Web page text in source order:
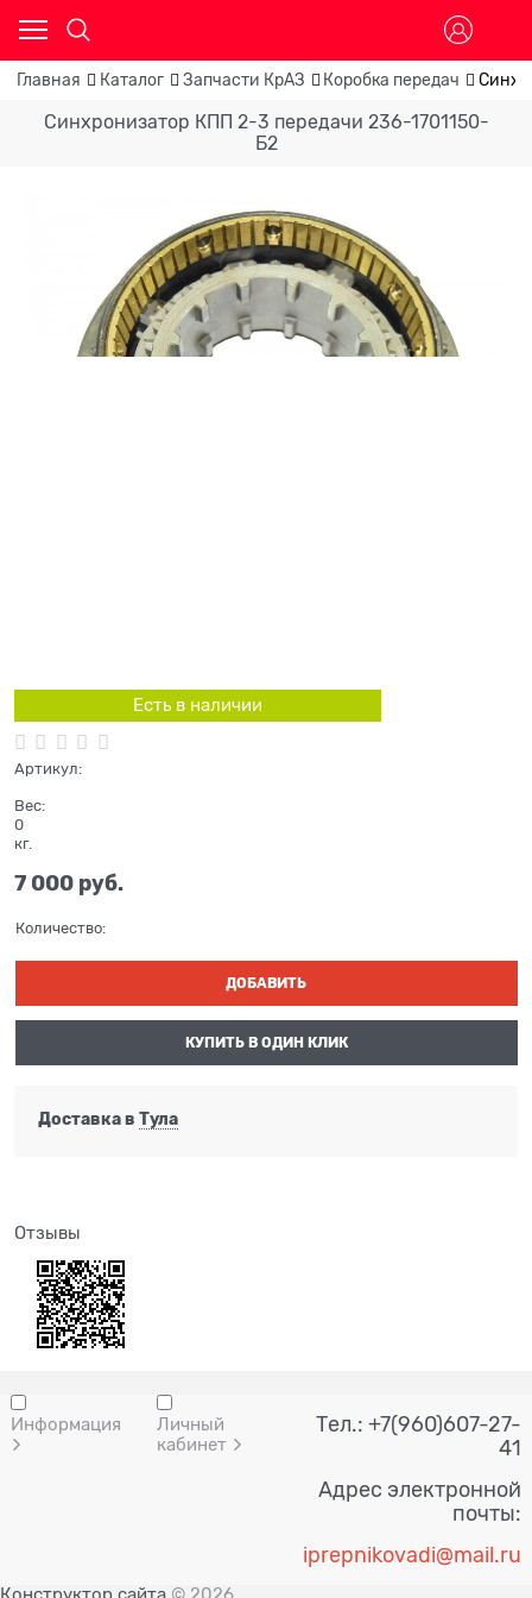
Главная Каталог Запчасти КрАЗ Коробка передач
Синхронизатор КПП 2-3 передачи 236-1701150-
Б2
Есть в наличии
Артикул:
Вес:
0
кг.
7 000 руб.
Количество:
ДОБАВИТЬ
КУПИТЬ В ОДИН КЛИК
Доставка в Тула
Отзывы
Информация
Личный
кабинет
Тел.: +7(960)607-27-
41
Адрес электронной
почты:
iprepnikovadi@mail.ru